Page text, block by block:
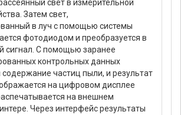
свет в измерительной
Затем свет,
в луч с помощью системы
фотодиодом и преобразуется в
сигнал. С помощью заранее
контрольных данных
содержание частиц пыли, и результат
на цифровом дисплее
на внешнем
Через интерфейс результаты